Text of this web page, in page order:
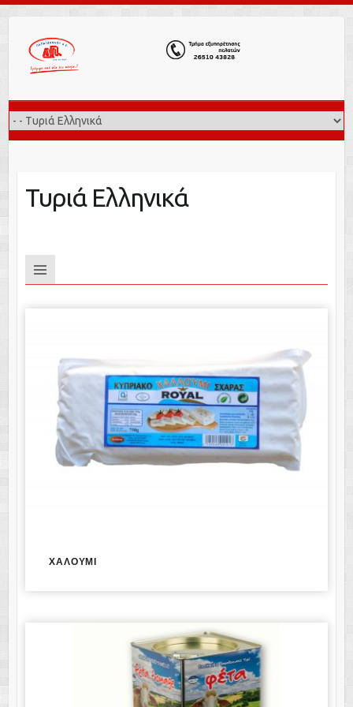
Τυριά Ελληνικά
ΧΑΛΟΥΜΙ